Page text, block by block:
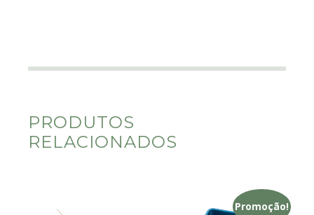
PRODUTOS
RELACIONADOS
Promoção!